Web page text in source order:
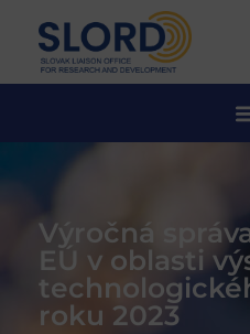
Výročná
EÚ v oblasti
roku 2023